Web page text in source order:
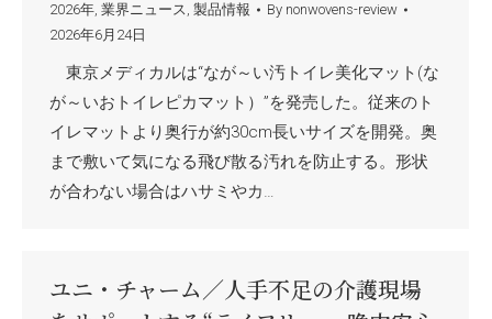
2026年, 業界ニュース, 製品情報 By nonwovens-review
2026年6月24日
東京メディカルは“なが～い汚トイレ美化マット(な
が～いおトイレピカマット）”を発売した。従来のト
イレマットより奥行が約30cm長いサイズを開発。奥
まで敷いて気になる飛び散る汚れを防止する。形状
が合わない場合はハサミやカ…
ユニ・チャーム／人手不足の介護現場